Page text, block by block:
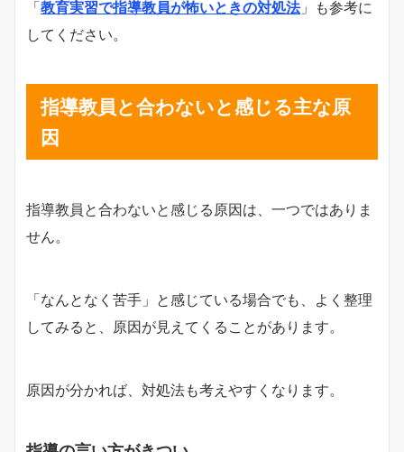
「教育実習で指導教員が怖いときの対処法」も参考に
してください。
指導教員と合わないと感じる主な原
因
指導教員と合わないと感じる原因は、一つではありま
せん。
「なんとなく苦手」と感じている場合でも、よく整理
してみると、原因が見えてくることがあります。
原因が分かれば、対処法も考えやすくなります。